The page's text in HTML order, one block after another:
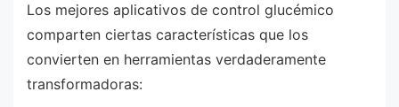
Los mejores aplicativos de control glucémico
comparten ciertas características que los
convierten en herramientas verdaderamente
transformadoras: